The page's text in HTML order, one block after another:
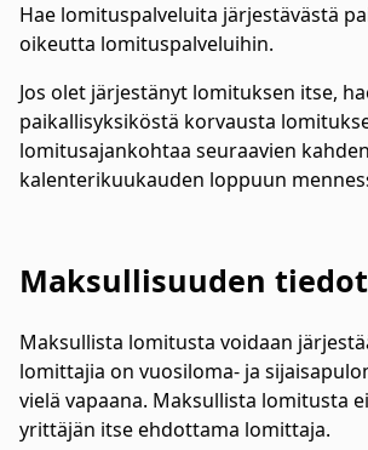
Hae lomituspalveluita järjestävästä
oikeutta lomituspalveluihin.
Jos olet järjestänyt lomituksen itse,
paikallisyksiköstä korvausta
lomitusajankohtaa seuraavien kahden
kalenterikuukauden loppuun
Maksullisuuden tiedot
Maksullista lomitusta voidaan
lomittajia on vuosiloma- ja
vielä vapaana. Maksullista lomitusta
yrittäjän itse ehdottama lomittaja.